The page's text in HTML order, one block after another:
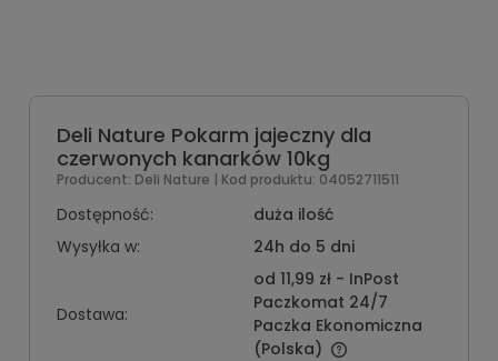
Deli Nature Pokarm jajeczny dla
czerwonych kanarków 10kg
Producent: Deli Nature | Kod produktu: 04052711511
Dostępność:
duża ilość
Wysyłka w:
24h do 5 dni
Dostawa:
od 11,99 zł - InPost
Paczkomat 24/7
Paczka Ekonomiczna
(Polska)